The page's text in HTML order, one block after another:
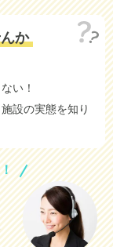
か
い！
設の実態を知り